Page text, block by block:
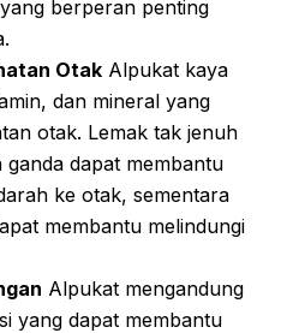
berperan penting
Otak Alpukat kaya
dan mineral yang
otak. Lemak tak jenuh
dapat membantu
ke otak, sementara
membantu melindungi
Alpukat mengandung
yang dapat membantu